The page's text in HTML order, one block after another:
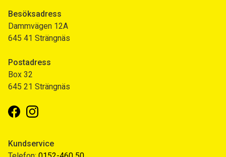
Besöksadress
Dammvägen 12A
645 41 Strängnäs
Postadress
Box 32
645 21 Strängnäs
FacebookInstagram
Kundservice